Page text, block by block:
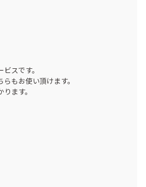
スです。
もお使い頂けます。
ます。